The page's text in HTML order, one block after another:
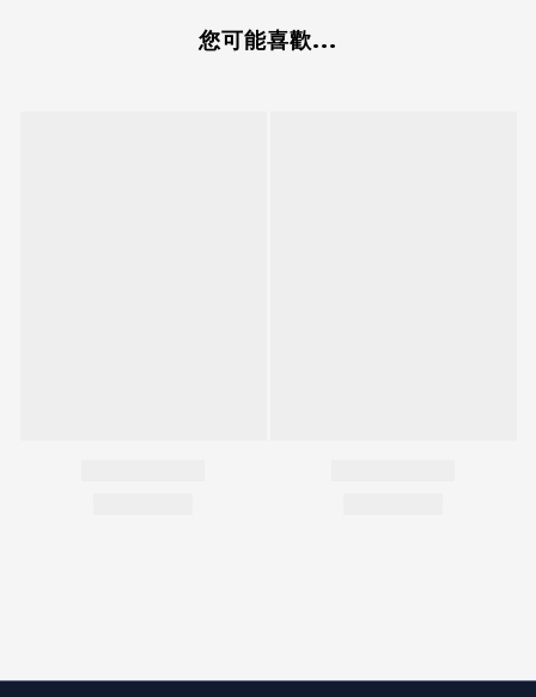
您可能喜歡...